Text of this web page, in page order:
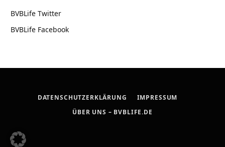
BVBLife Twitter
BVBLife Facebook
DATENSCHUTZERKLÄRUNG
IMPRESSUM
ÜBER UNS – BVBLIFE.DE